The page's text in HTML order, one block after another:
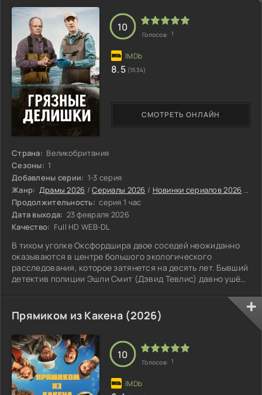
Страна: Великобритания
Сезоны: 1
Добавлены серии: 1-3 серия
Жанр: Драмы 2026 /Сериалы 2026 / Новинки сериалов 2026
Продолжительность: серия 1 час
Дата выхода: 23 февраля 2026
Качество: Full HD WEB-DL
В тихом уголке Оксфордшира двое соседей неожиданно
оказываются в центре большого экологического
расследования, которое затянется на десять лет. Бывший
детектив полиции Эшли Смит (Дэвид Тевлис) давно ушёл
СМОТРЕТЬ ОНЛАЙН
10
Голосов: 1
8.5 (1534)
Прямиком из Какена (2026)
10
Голосов: 1